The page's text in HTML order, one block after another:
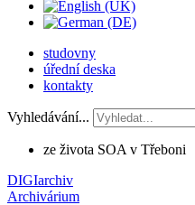
studovny
úřední deska
kontakty
Vyhledávání...
ze života SOA v Třeboni
DIGIarchiv
Archivárium